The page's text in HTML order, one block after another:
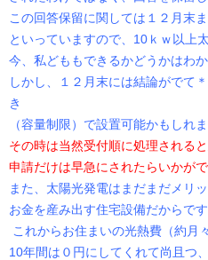
この回答保留に関しては１２月末
といっていますので、10ｋｗ以上
今、私どももできるかどうかはわか
しかし、１２月末には結論がでて
き
（容量制限）で設置可能かもしれま
その時は当然受付順に処理されると
申請だけは早急にされたらいかが
また、太陽光発電はまだまだメリッ
お金を産み出す住宅設備だからです
これからお住まいの光熱費（約月
10年間は０円にしてくれて尚且つ、